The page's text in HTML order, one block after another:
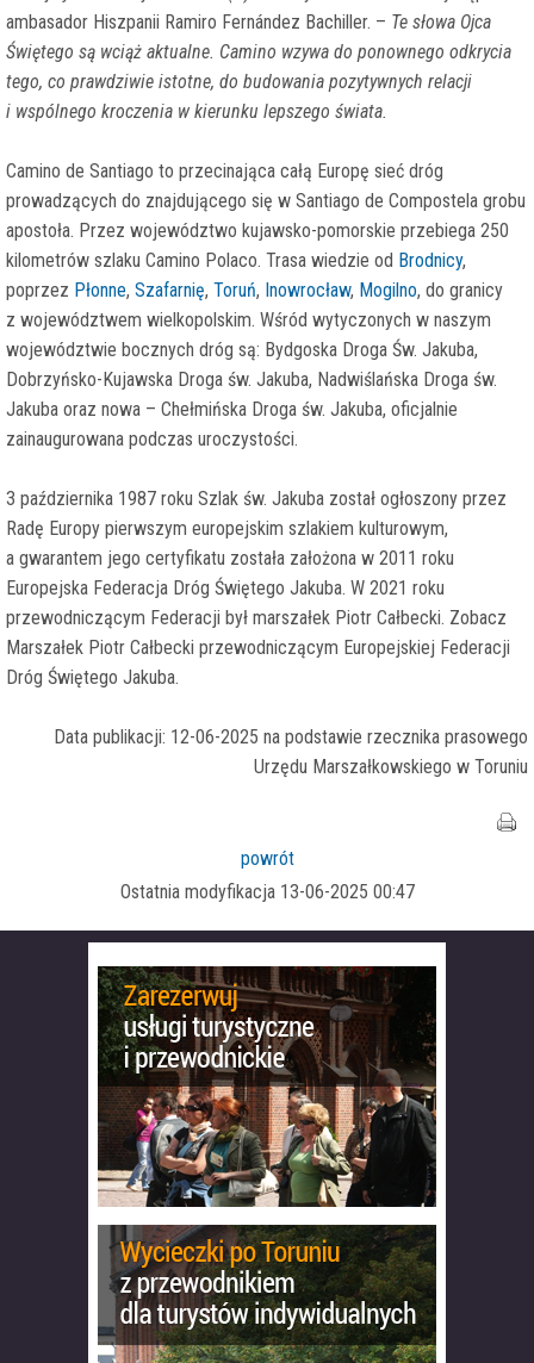
ambasador Hiszpanii Ramiro Fernández Bachiller. – Te słowa Ojca
Świętego są wciąż aktualne. Camino wzywa do ponownego odkrycia
tego, co prawdziwie istotne, do budowania pozytywnych relacji
i wspólnego kroczenia w kierunku lepszego świata.
Camino de Santiago to przecinająca całą Europę sieć dróg
prowadzących do znajdującego się w Santiago de Compostela grobu
apostoła. Przez województwo kujawsko-pomorskie przebiega 250
kilometrów szlaku Camino Polaco. Trasa wiedzie od Brodnicy,
poprzez Płonne, Szafarnię, Toruń, Inowrocław, Mogilno, do granicy
z województwem wielkopolskim. Wśród wytyczonych w naszym
województwie bocznych dróg są: Bydgoska Droga Św. Jakuba,
Dobrzyńsko-Kujawska Droga św. Jakuba, Nadwiślańska Droga św.
Jakuba oraz nowa – Chełmińska Droga św. Jakuba, oficjalnie
zainaugurowana podczas uroczystości.
3 października 1987 roku Szlak św. Jakuba został ogłoszony przez
Radę Europy pierwszym europejskim szlakiem kulturowym,
a gwarantem jego certyfikatu została założona w 2011 roku
Europejska Federacja Dróg Świętego Jakuba. W 2021 roku
przewodniczącym Federacji był marszałek Piotr Całbecki. Zobacz
Marszałek Piotr Całbecki przewodniczącym Europejskiej Federacji
Dróg Świętego Jakuba.
Data publikacji: 12-06-2025 na podstawie rzecznika prasowego
Urzędu Marszałkowskiego w Toruniu
powrót
Ostatnia modyfikacja 13-06-2025 00:47